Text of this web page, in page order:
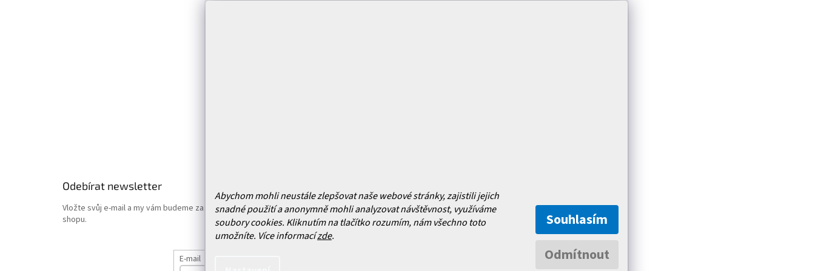
Abychom mohli neustále zlepšovat naše webové stránky, zajistili jejich
snadné použití a anonymně mohli analyzovat návštěvnost, využíváme
soubory cookies. Kliknutím na tlačítko rozumím, nám všechno toto
umožníte. Více informacízde.
Odmítnout
Souhlasím
Odebírat newsletter
Vložte svůj e-mail a my vám budeme zasílat informace o nových produktech na našem e-
shopu.
E-mail